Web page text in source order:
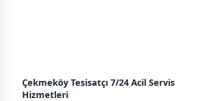
Çekmeköy Tesisatçı 7/24 Acil Servis
Hizmetleri